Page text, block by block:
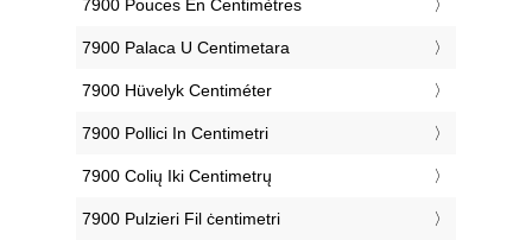
‎7900 Pouces En Centimètres
‎7900 Palaca U Centimetara
‎7900 Hüvelyk Centiméter
‎7900 Pollici In Centimetri
‎7900 Colių Iki Centimetrų
‎7900 Pulzieri Fil ċentimetri